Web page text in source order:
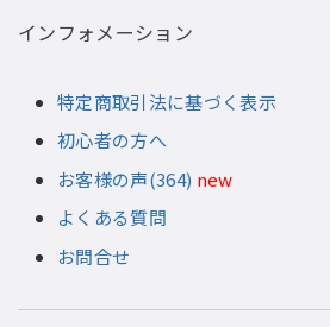
インフォメーション
特定商取引法に基づく表示
初心者の方へ
お客様の声(364) new
よくある質問
お問合せ